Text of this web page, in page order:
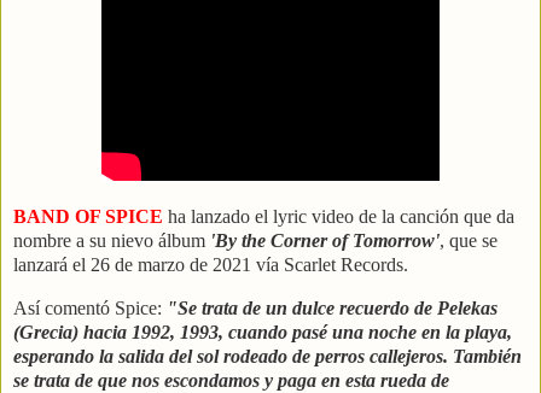
BAND OF SPICE ha lanzado el lyric video de la canción que da
nombre a su nievo álbum 'By the Corner of Tomorrow', que se
lanzará el 26 de marzo de 2021 vía Scarlet Records.
Así comentó Spice: "Se trata de un dulce recuerdo de Pelekas
(Grecia) hacia 1992, 1993, cuando pasé una noche en la playa,
esperando la salida del sol rodeado de perros callejeros. También
se trata de que nos escondamos y paga en esta rueda de